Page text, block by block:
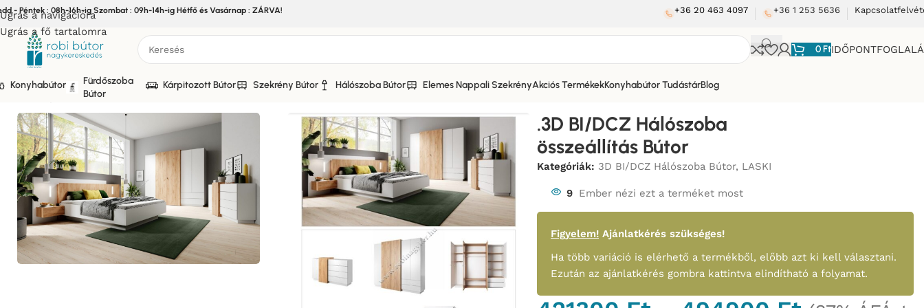
Ugrás a navigációra
Ugrás a fő tartalomra
- Péntek : 08h-16h-ig Szombat : 09h-14h-ig Hétfő és Vasárnap : ZÁRVA! +36 20 463 4097 +36 1 253 5636
0Ft
Konyhabútor
Fürdőszoba
Bútor
Kárpitozott Bútor Szekrény Bútor Hálószoba Bútor Elemes Nappali SzekrényAkciós TermékekKonyhabútor TudástárBlog
Bútor/Hálószoba bútor
.3D BI/DCZ Hálószoba
összeállítás Bútor
Kategóriák: 3D BI/DCZ Hálószoba Bútor, LASKI
9 Ember nézi ezt a terméket most
Figyelem! Ajánlatkérés szükséges!
Ha több variáció is elérhető a termékből, előbb azt ki kell választani.
Ezután az ajánlatkérés gombra kattintva elindítható a folyamat.